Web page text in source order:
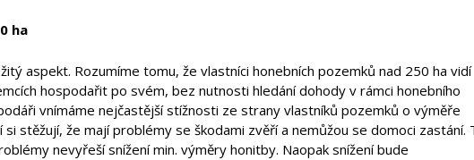
ha
aspekt. Rozumíme tomu, že vlastníci honebních pozemků nad 250 ha vidí
hospodařit po svém, bez nutnosti hledání dohody v rámci honebního
vnímáme nejčastější stížnosti ze strany vlastníků pozemků o výměře
stěžují, že mají problémy se škodami zvěří a nemůžou se domoci zastání.
nevyřeší snížení min. výměry honitby. Naopak snížení bude